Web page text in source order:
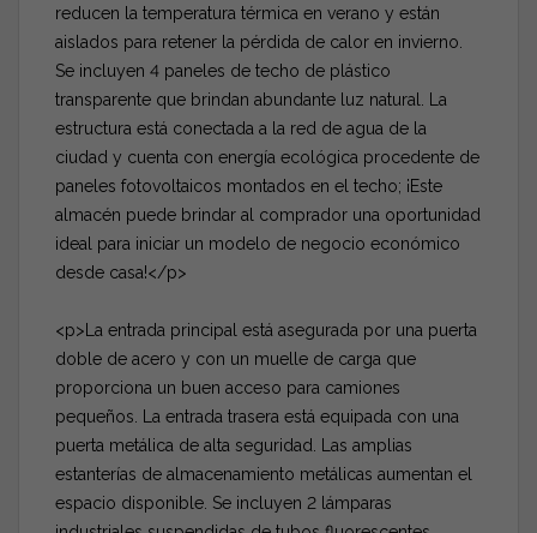
reducen la temperatura térmica en verano y están
aislados para retener la pérdida de calor en invierno.
Se incluyen 4 paneles de techo de plástico
transparente que brindan abundante luz natural. La
estructura está conectada a la red de agua de la
ciudad y cuenta con energía ecológica procedente de
paneles fotovoltaicos montados en el techo; ¡Este
almacén puede brindar al comprador una oportunidad
ideal para iniciar un modelo de negocio económico
desde casa!</p>
<p>La entrada principal está asegurada por una puerta
doble de acero y con un muelle de carga que
proporciona un buen acceso para camiones
pequeños. La entrada trasera está equipada con una
puerta metálica de alta seguridad. Las amplias
estanterías de almacenamiento metálicas aumentan el
espacio disponible. Se incluyen 2 lámparas